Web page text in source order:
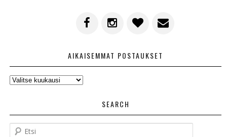
AIKAISEMMAT POSTAUKSET
AIKAISEMMAT
SEARCH